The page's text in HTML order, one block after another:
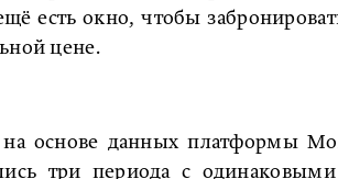
есть окно, чтобы
цене.
на основе данных платформы
три периода с